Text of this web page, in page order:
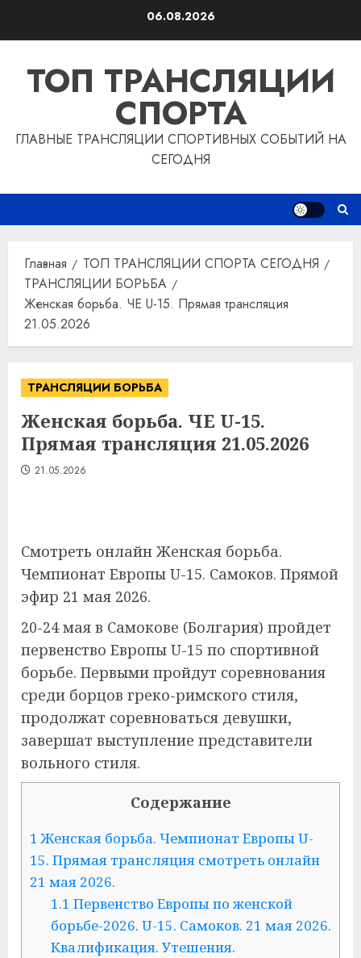
06.08.2026
ТОП ТРАНСЛЯЦИИ
СПОРТА
ГЛАВНЫЕ ТРАНСЛЯЦИИ СПОРТИВНЫХ СОБЫТИЙ НА
СЕГОДНЯ
Главная
ТОП ТРАНСЛЯЦИИ СПОРТА СЕГОДНЯ
ТРАНСЛЯЦИИ БОРЬБА
Женская борьба. ЧЕ U-15. Прямая трансляция
21.05.2026
ТРАНСЛЯЦИИ БОРЬБА
Женская борьба. ЧЕ U-15.
Прямая трансляция 21.05.2026
21.05.2026
Смотреть онлайн Женская борьба.
Чемпионат Европы U-15. Самоков. Прямой
эфир 21 мая 2026.
20-24 мая в Самокове (Болгария) пройдет
первенство Европы U-15 по спортивной
борьбе. Первыми пройдут соревнования
среди борцов греко-римского стиля,
продолжат соревноваться девушки,
завершат выступление представители
вольного стиля.
Содержание
1 Женская борьба. Чемпионат Европы U-
15. Прямая трансляция смотреть онлайн
21 мая 2026.
1.1 Первенство Европы по женской
борьбе-2026. U-15. Самоков. 21 мая 2026.
Квалификация. Утешения.